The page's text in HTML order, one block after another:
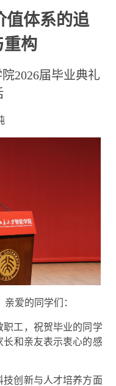
值体系的追
重构
2026届毕业典礼
亲爱的同学们：
工，祝贺毕业的同学
和亲友表示衷心的感
创新与人才培养方面